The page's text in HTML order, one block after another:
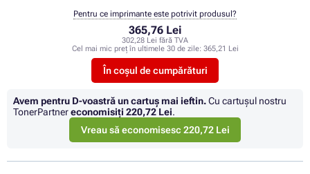
365,76 Lei
302,28 Lei fără TVA
Cel mai mic preț în ultimele 30 de zile: 365,21 Lei
În coșul de cumpărături
Pentru ce imprimante este potrivit produsul?
Avem pentru D-voastră un cartuș mai ieftin.Cu cartuşul nostru
TonerPartnereconomisiţi 220,72 Lei.
Vreau să economisesc 220,72 Lei